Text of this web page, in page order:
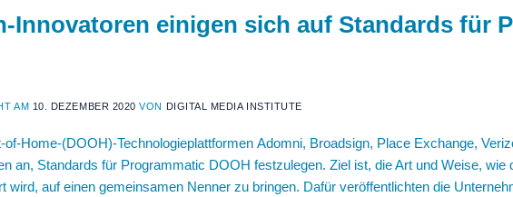
Innovatoren einigen sich auf Standards für
AM 10. DEZEMBER 2020 VON DIGITAL MEDIA INSTITUTE
of-Home-(DOOH)-Technologieplattformen Adomni, Broadsign, Place Exchange,
an, Standards für Programmatic DOOH festzulegen. Ziel ist, die Art und Weise, wie
wird, auf einen gemeinsamen Nenner zu bringen. Dafür veröffentlichten die